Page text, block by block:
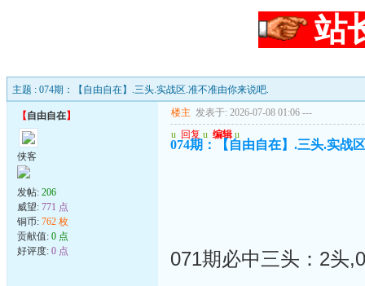
站
主题 : 074期：【自由自在】.三头.实战区.准不准由你来说吧.
【自由自在】
侠客
发帖: 206
威望: 771 点
铜币: 762 枚
贡献值: 0 点
好评度: 0 点
楼主 发表于: 2026-07-08 01:06 ---
u 回复 u 编辑 u
074期：【自由自在】.三头.实战
071期必中三头：2头